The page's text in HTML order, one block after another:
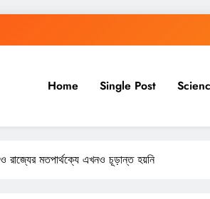
Home Single Post
ও রাজ্যের মতপার্থক্যে এখনও চূড়ান্ত হয়নি